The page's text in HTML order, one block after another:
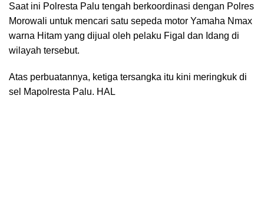
Saat ini Polresta Palu tengah berkoordinasi dengan Polres
Morowali untuk mencari satu sepeda motor Yamaha Nmax
warna Hitam yang dijual oleh pelaku Figal dan Idang di
wilayah tersebut.
Atas perbuatannya, ketiga tersangka itu kini meringkuk di
sel Mapolresta Palu. HAL